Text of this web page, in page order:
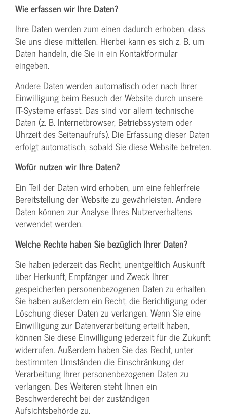
Wie erfassen wir Ihre Daten?
Ihre Daten werden zum einen dadurch erhoben, dass
Sie uns diese mitteilen. Hierbei kann es sich z. B. um
Daten handeln, die Sie in ein Kontaktformular
eingeben.
Andere Daten werden automatisch oder nach Ihrer
Einwilligung beim Besuch der Website durch unsere
IT-Systeme erfasst. Das sind vor allem technische
Daten (z. B. Internetbrowser, Betriebssystem oder
Uhrzeit des Seitenaufrufs). Die Erfassung dieser Daten
erfolgt automatisch, sobald Sie diese Website betreten.
Wofür nutzen wir Ihre Daten?
Ein Teil der Daten wird erhoben, um eine fehlerfreie
Bereitstellung der Website zu gewährleisten. Andere
Daten können zur Analyse Ihres Nutzerverhaltens
verwendet werden.
Welche Rechte haben Sie bezüglich Ihrer Daten?
Sie haben jederzeit das Recht, unentgeltlich Auskunft
über Herkunft, Empfänger und Zweck Ihrer
gespeicherten personenbezogenen Daten zu erhalten.
Sie haben außerdem ein Recht, die Berichtigung oder
Löschung dieser Daten zu verlangen. Wenn Sie eine
Einwilligung zur Datenverarbeitung erteilt haben,
können Sie diese Einwilligung jederzeit für die Zukunft
widerrufen. Außerdem haben Sie das Recht, unter
bestimmten Umständen die Einschränkung der
Verarbeitung Ihrer personenbezogenen Daten zu
verlangen. Des Weiteren steht Ihnen ein
Beschwerderecht bei der zuständigen
Aufsichtsbehörde zu.